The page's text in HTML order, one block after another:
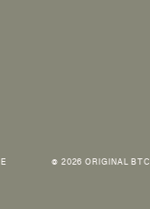
© 2026 ORIGINAL BTC